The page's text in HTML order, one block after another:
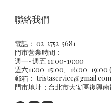
聯絡我們
電話： 02-2752-5681
門市營業時間：
週一~週五 11:00-19:00
週六11:00-15:00、16:00-19:00
郵箱： tristaservice@gmail.com
門市地址：台北市大安區復興